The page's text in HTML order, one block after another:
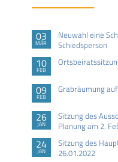
03
MÄR
Neuwahl eine
Schiedsperson
10
FEB
09
FEB
Grabräumung
26
JAN
Sitzung des
Planung am 2.
24
JAN
Sitzung des
26.01.2022